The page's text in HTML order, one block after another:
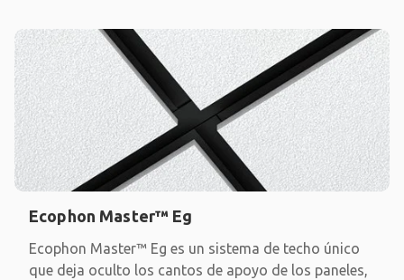
Ecophon Master™ Eg
Ecophon Master™ Eg es un sistema de techo único
que deja oculto los cantos de apoyo de los paneles,